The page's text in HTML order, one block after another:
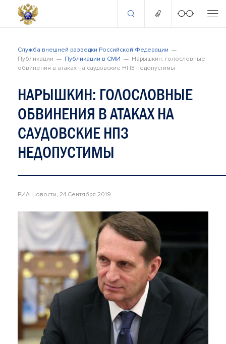
Служба внешней разведки Российской Федерации
Публикации
Публикации в СМИ
Нарышкин: голословные
обвинения в атаках на саудовские НПЗ недопустимы
НАРЫШКИН: ГОЛОСЛОВНЫЕ
ОБВИНЕНИЯ В АТАКАХ НА
САУДОВСКИЕ НПЗ
НЕДОПУСТИМЫ
РИА Новости, 24 Сентября 2019